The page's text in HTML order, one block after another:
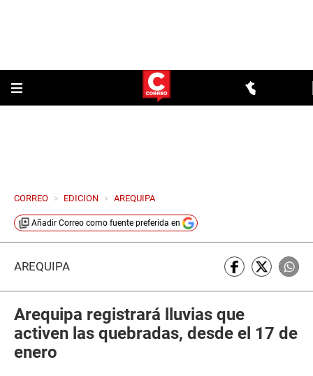
CORREO > EDICION > AREQUIPA
Añadir Correo como fuente preferida en
AREQUIPA
Arequipa registrará lluvias que
activen las quebradas, desde el 17 de
enero